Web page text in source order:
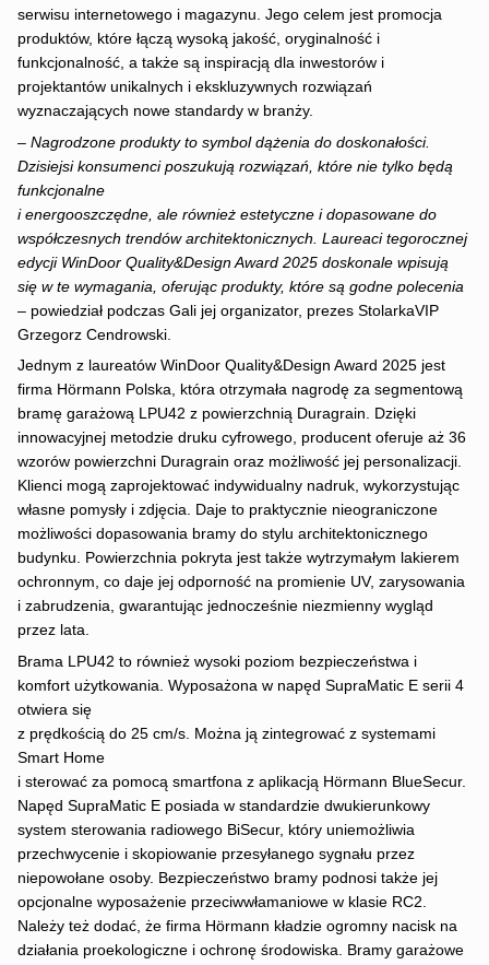
serwisu internetowego i magazynu. Jego celem jest promocja
produktów, które łączą wysoką jakość, oryginalność i
funkcjonalność, a także są inspiracją dla inwestorów i
projektantów unikalnych i ekskluzywnych rozwiązań
wyznaczających nowe standardy w branży.
– Nagrodzone produkty to symbol dążenia do doskonałości.
Dzisiejsi konsumenci poszukują rozwiązań, które nie tylko będą
funkcjonalne
i energooszczędne, ale również estetyczne i dopasowane do
współczesnych trendów architektonicznych. Laureaci tegorocznej
edycji WinDoor Quality&Design Award 2025 doskonale wpisują
się w te wymagania, oferując produkty, które są godne polecenia
– powiedział podczas Gali jej organizator, prezes StolarkaVIP
Grzegorz Cendrowski.
Jednym z laureatów WinDoor Quality&Design Award 2025 jest
firma Hörmann Polska, która otrzymała nagrodę za segmentową
bramę garażową LPU42 z powierzchnią Duragrain. Dzięki
innowacyjnej metodzie druku cyfrowego, producent oferuje aż 36
wzorów powierzchni Duragrain oraz możliwość jej personalizacji.
Klienci mogą zaprojektować indywidualny nadruk, wykorzystując
własne pomysły i zdjęcia. Daje to praktycznie nieograniczone
możliwości dopasowania bramy do stylu architektonicznego
budynku. Powierzchnia pokryta jest także wytrzymałym lakierem
ochronnym, co daje jej odporność na promienie UV, zarysowania
i zabrudzenia, gwarantując jednocześnie niezmienny wygląd
przez lata.
Brama LPU42 to również wysoki poziom bezpieczeństwa i
komfort użytkowania. Wyposażona w napęd SupraMatic E serii 4
otwiera się
z prędkością do 25 cm/s. Można ją zintegrować z systemami
Smart Home
i sterować za pomocą smartfona z aplikacją Hörmann BlueSecur.
Napęd SupraMatic E posiada w standardzie dwukierunkowy
system sterowania radiowego BiSecur, który uniemożliwia
przechwycenie i skopiowanie przesyłanego sygnału przez
niepowołane osoby. Bezpieczeństwo bramy podnosi także jej
opcjonalne wyposażenie przeciwwłamaniowe w klasie RC2.
Należy też dodać, że firma Hörmann kładzie ogromny nacisk na
działania proekologiczne i ochronę środowiska. Bramy garażowe